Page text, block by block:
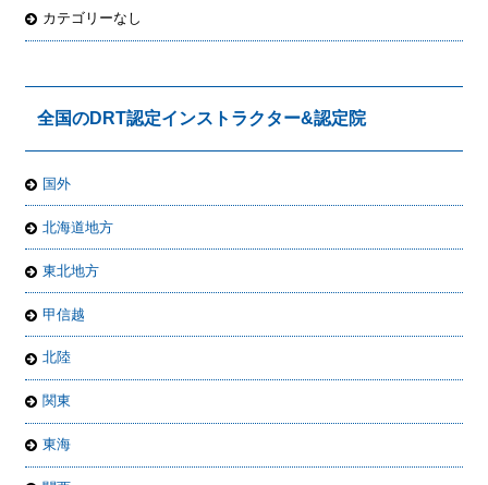
カテゴリーなし
全国のDRT認定インストラクター&認定院
国外
北海道地方
東北地方
甲信越
北陸
関東
東海